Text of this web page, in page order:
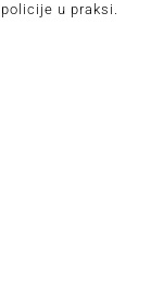
u praksi.